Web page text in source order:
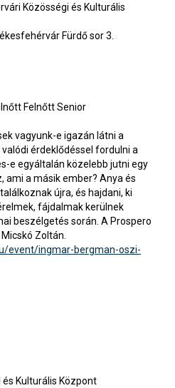
Közösségi és Kulturális
Fürdő sor 3.
Felnőtt Senior
vagyunk-e igazán látni a
érdeklődéssel fordulni a
e egyáltalán közelebb jutni egy
ami a másik ember? Anya és
újra, és hajdani, ki
fájdalmak kerülnek
beszélgetés során. A Prospero
Zoltán.
event/ingmar-bergman-oszi-
Kulturális Központ